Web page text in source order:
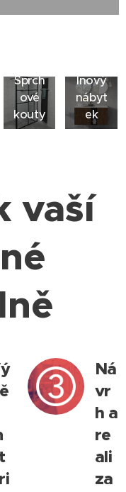
Sprch
ové
kouty
lnový
nábyt
ek
vaší
Ná
vr
h a
re
ali
za